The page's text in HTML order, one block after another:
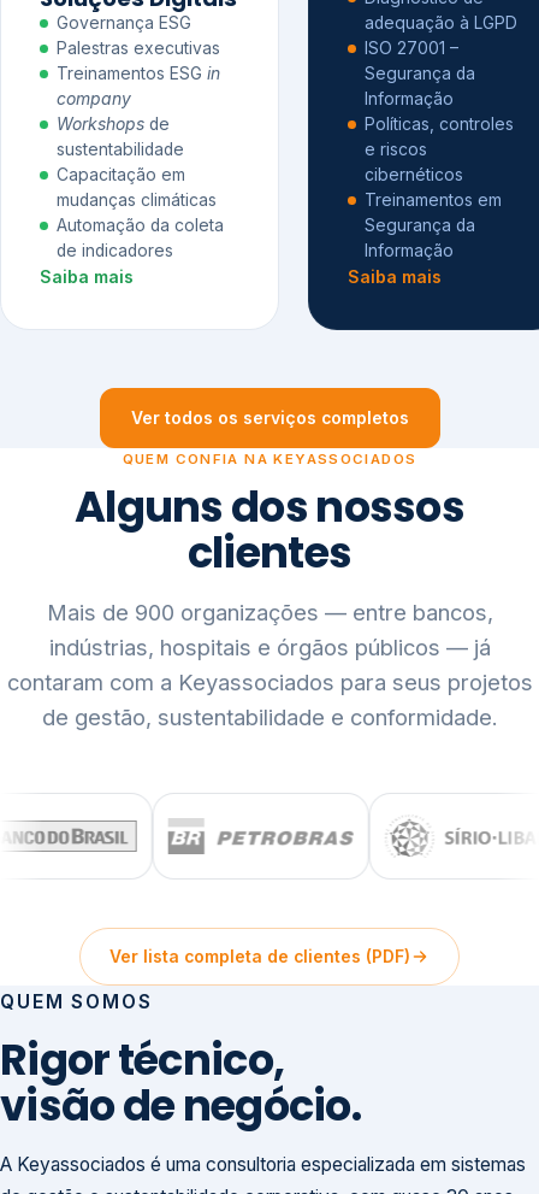
Governança ESG
Palestras executivas
Treinamentos ESG in
company
Workshops de
sustentabilidade
Capacitação em
mudanças climáticas
Automação da coleta
de indicadores
Saiba mais
adequação à LGPD
ISO 27001 –
Segurança da
Informação
Políticas, controles
e riscos
cibernéticos
Treinamentos em
Segurança da
Informação
Saiba mais
Ver todos os serviços completos
QUEM CONFIA NA KEYASSOCIADOS
Alguns dos nossos
clientes
Mais de 900 organizações — entre bancos,
indústrias, hospitais e órgãos públicos — já
contaram com a Keyassociados para seus projetos
de gestão, sustentabilidade e conformidade.
Ver lista completa de clientes (PDF)
QUEM SOMOS
Rigor técnico,
visão de negócio.
A Keyassociados é uma consultoria especializada em sistemas